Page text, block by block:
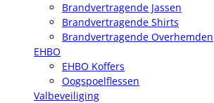
Brandvertragende Jassen
Brandvertragende Shirts
Brandvertragende Overhemden
EHBO
EHBO Koffers
Oogspoelflessen
Valbeveiliging